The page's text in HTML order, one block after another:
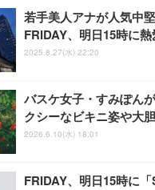
若手美人アナが人気中
FRIDAY、明日15時に
2025.8.27(水) 22:20
バスケ女子・すみぽん
クシーなビキニ姿や大
2026.6.10(水) 18:01
FRIDAY、明日15時に